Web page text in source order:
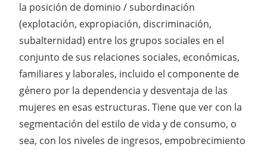
la posición de dominio / subordinación
(explotación, expropiación, discriminación,
subalternidad) entre los grupos sociales en el
conjunto de sus relaciones sociales, económicas,
familiares y laborales, incluido el componente de
género por la dependencia y desventaja de las
mujeres en esas estructuras. Tiene que ver con la
segmentación del estilo de vida y de consumo, o
sea, con los niveles de ingresos, empobrecimiento